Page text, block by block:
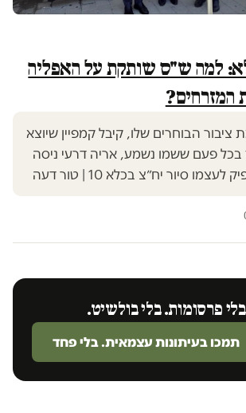
למה ש"ס שותקת על האפליה
המזרחים?
הבוחרים שלו, קיבל קמפיין שיוצא
בכל פעם ששמו נשמע, אריה דרעי ניסה
סיור יח״צ בכלא 10 | טור דעה
בלי פרסומות. בלי בולשיט.
תמכו בעיתונות עצמאית. בלי פחד